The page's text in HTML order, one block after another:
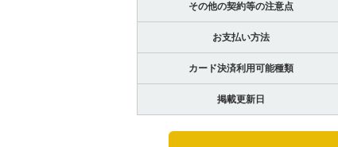
その他の契約等の注意点
お支払い方法
カード決済利用可能種類
掲載更新日